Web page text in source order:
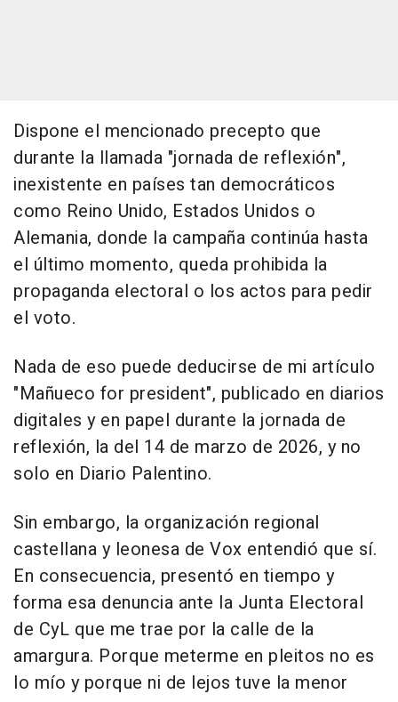
Dispone el mencionado precepto que
durante la llamada "jornada de reflexión",
inexistente en países tan democráticos
como Reino Unido, Estados Unidos o
Alemania, donde la campaña continúa hasta
el último momento, queda prohibida la
propaganda electoral o los actos para pedir
el voto.
Nada de eso puede deducirse de mi artículo
"Mañueco for president", publicado en diarios
digitales y en papel durante la jornada de
reflexión, la del 14 de marzo de 2026, y no
solo en Diario Palentino.
Sin embargo, la organización regional
castellana y leonesa de Vox entendió que sí.
En consecuencia, presentó en tiempo y
forma esa denuncia ante la Junta Electoral
de CyL que me trae por la calle de la
amargura. Porque meterme en pleitos no es
lo mío y porque ni de lejos tuve la menor